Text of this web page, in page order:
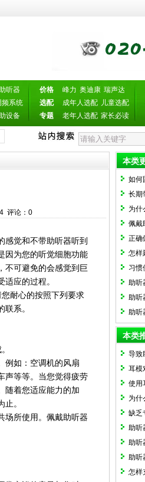
听器
频系统
设备
价格 峰力 奥迪康 瑞声达
选配
成年人选配 儿童选配
专题
老年人选配 家长必读
评论： 0
觉和不带助听器听到
因为您的听觉细胞功能
不可避免的会感觉到巨
应的过程。
耐心的按照下列要求
系。
例如：空调机的风扇
声等等。当您觉得疲劳
随着您适应能力的加
。
场所使用。佩戴助听器
本类
如何
长期
为什
佩戴
正确
怎样
习惯
助听
助听
助听
本类
导致
耳模
使用
为什
缺乏
多
助听
助听
助听
怎样